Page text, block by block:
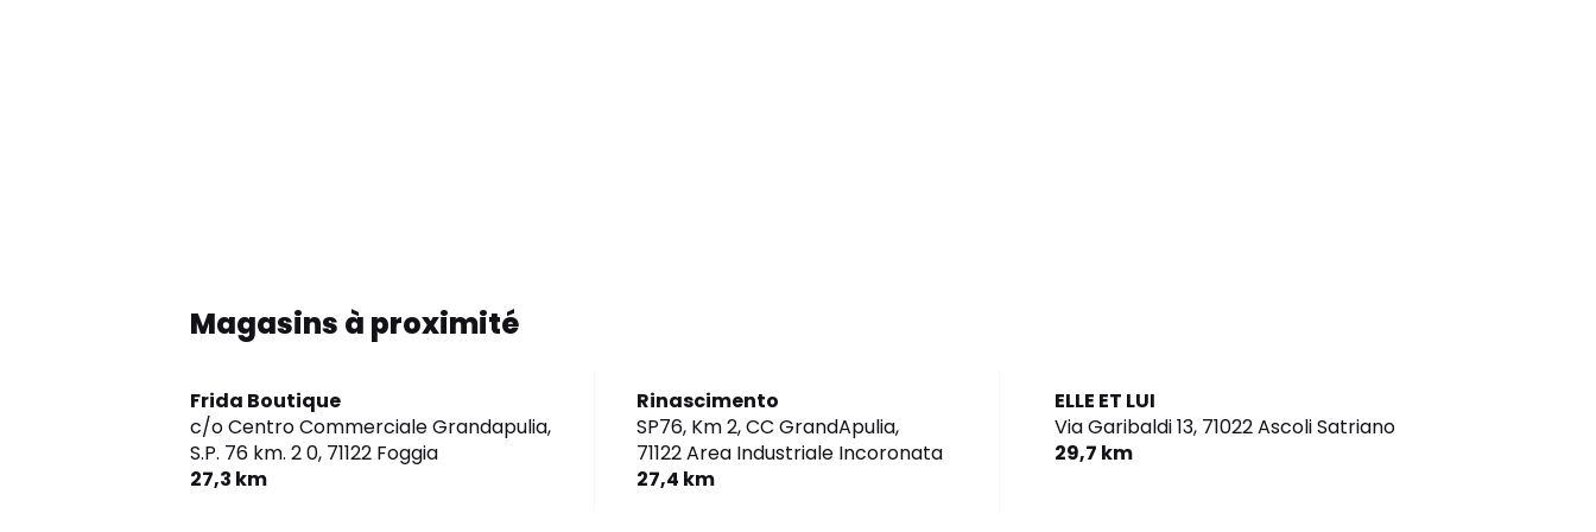
Magasins à proximité
Frida Boutique
c/o Centro Commerciale Grandapulia,
S.P. 76 km. 2 0, 71122 Foggia
27,3 km
Rinascimento
SP76, Km 2, CC GrandApulia,
71122 Area Industriale Incoronata
27,4 km
ELLE ET LUI
Via Garibaldi 13, 71022 Ascoli Satriano
29,7 km